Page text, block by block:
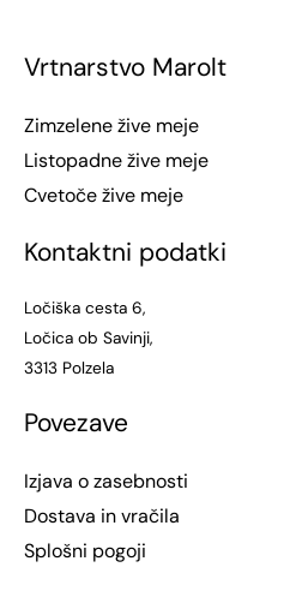
Vrtnarstvo Marolt
Zimzelene žive meje
Listopadne žive meje
Cvetoče žive meje
Kontaktni podatki
Ločiška cesta 6,
Ločica ob Savinji,
3313 Polzela
Povezave
Izjava o zasebnosti
Dostava in vračila
Splošni pogoji